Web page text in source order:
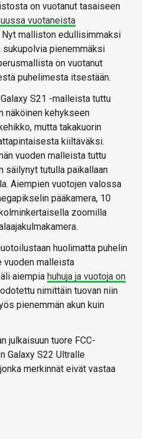
on vuotanut tasaiseen
vuotaneista
Nyt malliston edullisimmaksi
sukupolvia pienemmäksi
on vuotanut
puhelimesta itsestään.
S21 -malleista tuttu
näköinen kehykseen
mutta takakuorin
kiiltäväksi.
vuoden malleista tuttu
säilynyt tutulla paikallaan
Aiempien vuotojen valossa
pääkamera, 10
zoomilla
huolimatta puhelin
vuoden malleista
aiempia huhuja ja vuotoja on
nimittäin tuovan niin
pienemmän akun kuin
julkaisuun tuore FCC-
Galaxy S22 Ultralle
merkinnät eivät vastaa